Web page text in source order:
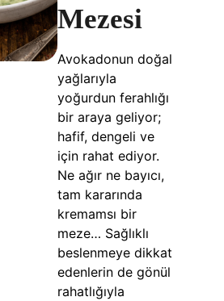
Mezesi
Avokadonun doğal
yağlarıyla
yoğurdun ferahlığı
bir araya geliyor;
hafif, dengeli ve
için rahat ediyor.
Ne ağır ne bayıcı,
tam kararında
kremamsı bir
meze… Sağlıklı
beslenmeye dikkat
edenlerin de gönül
rahatlığıyla